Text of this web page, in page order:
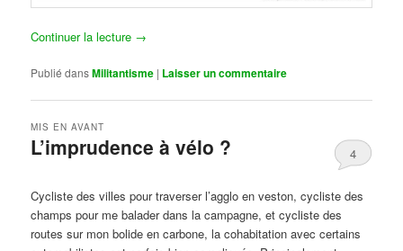
Continuer la lecture →
Publié dansMilitantisme | Laisser un commentaire
L’imprudence à vélo ?
MIS EN AVANT
4
Cycliste des villes pour traverser l’agglo en veston, cycliste des
champs pour me balader dans la campagne, et cycliste des
routes sur mon bolide en carbone, la cohabitation avec certains